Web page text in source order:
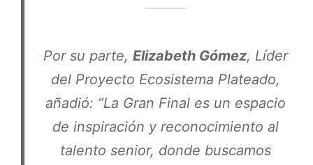
Por su parte, Elizabeth Gómez, Líder
del Proyecto Ecosistema Plateado,
añadió: “La Gran Final es un espacio
de inspiración y reconocimiento al
talento senior, donde buscamos